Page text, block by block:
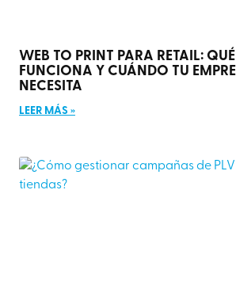
WEB TO PRINT PARA RETAIL:
FUNCIONA Y CUÁNDO TU
NECESITA
LEER MÁS »